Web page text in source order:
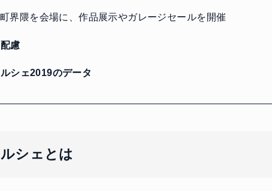
界隈を会場に、作品展示やガレージセールを開催
慮
シェ2019のデータ
シェとは